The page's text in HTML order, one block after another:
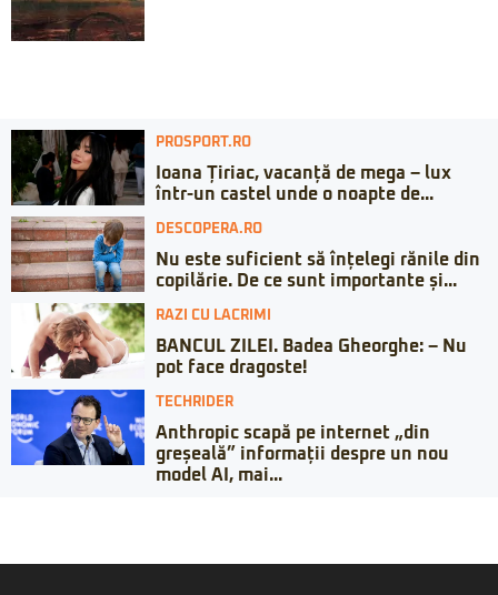
PROSPORT.RO
Ioana Țiriac, vacanță de mega – lux
într-un castel unde o noapte de...
DESCOPERA.RO
Nu este suficient să înțelegi rănile din
copilărie. De ce sunt importante și...
RAZI CU LACRIMI
BANCUL ZILEI. Badea Gheorghe: – Nu
pot face dragoste!
TECHRIDER
Anthropic scapă pe internet „din
greșeală” informații despre un nou
model AI, mai...